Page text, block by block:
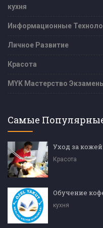
кухня
Информационные
Личное Развитие
Красота
MYK Мастерство
Самые
Уход за кожей
Красота
Обучение
кухня